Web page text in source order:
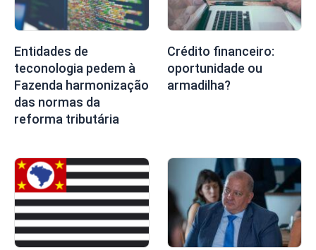
Entidades de
teconologia pedem à
Fazenda harmonização
das normas da
reforma tributária
Crédito financeiro:
oportunidade ou
armadilha?